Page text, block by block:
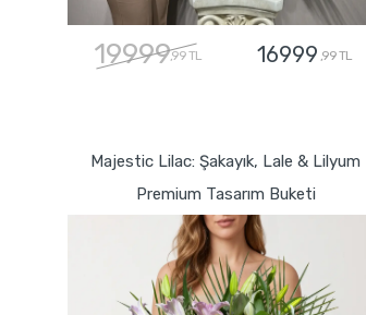
19999,99 TL 16999 ,99 TL
Majestic Lilac: Şakayık, Lale & Lilyum
Premium Tasarım Buketi